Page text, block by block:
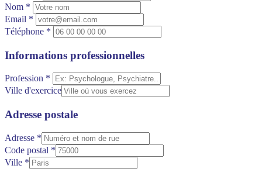
Nom *
Email *
Téléphone *
Informations professionnelles
Profession *
Ville d'exercice
Adresse postale
Adresse *
Code postal *
Ville *